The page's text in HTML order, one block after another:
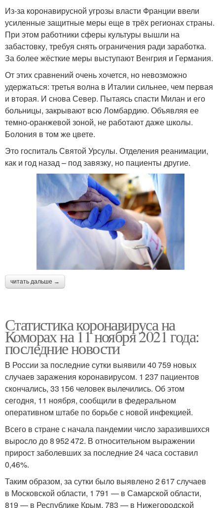
Из-за коронавирусной угрозы власти Франции ввели
усиленные защитные меры еще в трёх регионах страны.
При этом работники сферы культуры вышли на
забастовку, требуя снять ограничения ради заработка.
За более жёсткие меры выступают Венгрия и Германия.
От этих сравнений очень хочется, но невозможно
удержаться: третья волна в Италии сильнее, чем первая
и вторая. И снова Север. Пытаясь спасти Милан и его
больницы, закрывают всю Ломбардию. Объявляя ее
темно-оранжевой зоной, не работают даже школы.
Болония в том же цвете.
Это госпиталь Святой Урсулы. Отделения реанимации,
как и год назад – под завязку, но пациенты другие.
читать дальше →
Статистика коронавируса на
Коморах на 11 ноября 2021 года:
последние новости
В России за последние сутки выявили 40 759 новых
случаев заражения коронавирусом. 1 237 пациентов
скончались, 33 156 человек вылечились. Об этом
сегодня, 11 ноября, сообщили в федеральном
оперативном штабе по борьбе с новой инфекцией.
Всего в стране с начала пандемии число заразившихся
выросло до 8 952 472. В относительном выражении
прирост заболевших за последние 24 часа составил
0,46%.
Таким образом, за сутки было выявлено 2 617 случаев
в Московской области, 1 791 — в Самарской области,
819 — в Республике Крым, 783 — в Нижегородской